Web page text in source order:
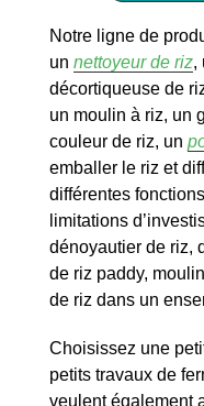
Notre ligne de
un nettoyeur de riz,
décortiqueuse de
un moulin à riz, un
couleur de riz, un
emballer le riz et
différentes
limitations
dénoyautier de riz,
de riz paddy,
de riz dans un
Choisissez une
petits travaux de
veulent également